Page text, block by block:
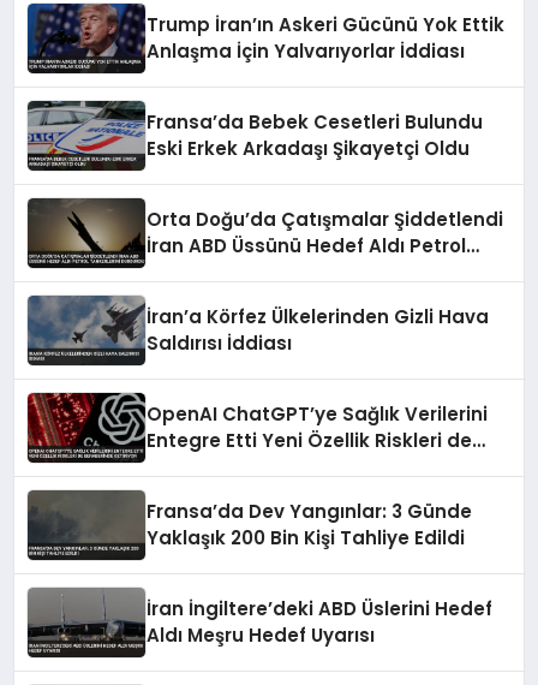
Trump İran’ın Askeri Gücünü Yok Ettik
Anlaşma İçin Yalvarıyorlar İddiası
Fransa’da Bebek Cesetleri Bulundu
Eski Erkek Arkadaşı Şikayetçi Oldu
Orta Doğu’da Çatışmalar Şiddetlendi
İran ABD Üssünü Hedef Aldı Petrol
İran’a Körfez Ülkelerinden Gizli Hava
Saldırısı İddiası
OpenAI ChatGPT’ye Sağlık Verilerini
Entegre Etti Yeni Özellik Riskleri de
Fransa’da Dev Yangınlar: 3 Günde
Yaklaşık 200 Bin Kişi Tahliye Edildi
İran İngiltere’deki ABD Üslerini Hedef
Aldı Meşru Hedef Uyarısı